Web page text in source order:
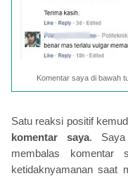
Komentar saya di bawah
Satu reaksi positif
komentar saya. Saya
membalas komentar
ketidaknyamanan saat